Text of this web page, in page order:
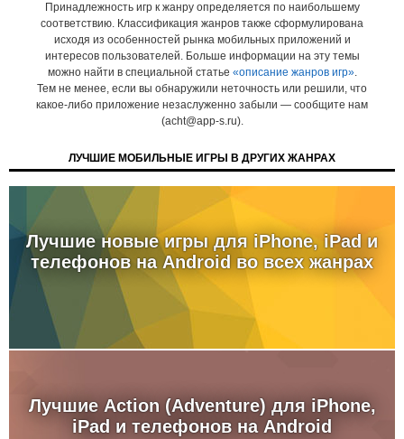
Принадлежность игр к жанру определяется по наибольшему
соответствию. Классификация жанров также сформулирована
исходя из особенностей рынка мобильных приложений и
интересов пользователей. Больше информации на эту темы
можно найти в специальной статье «описание жанров игр».
Тем не менее, если вы обнаружили неточность или решили, что
какое-либо приложение незаслуженно забыли — сообщите нам
(acht@app-s.ru).
ЛУЧШИЕ МОБИЛЬНЫЕ ИГРЫ В ДРУГИХ ЖАНРАХ
Лучшие новые игры для iPhone, iPad и
телефонов на Android во всех жанрах
Лучшие Action (Adventure) для iPhone,
iPad и телефонов на Android